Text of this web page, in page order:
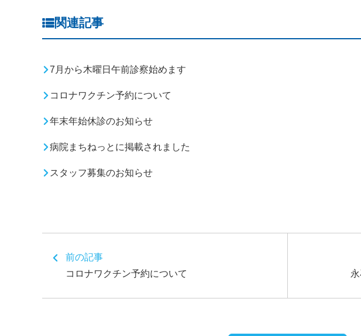
関連記事
7月から木曜日午前診察始めます
コロナワクチン予約について
年末年始休診のお知らせ
病院まちねっとに掲載されました
スタッフ募集のお知らせ
前の記事
コロナワクチン予約について